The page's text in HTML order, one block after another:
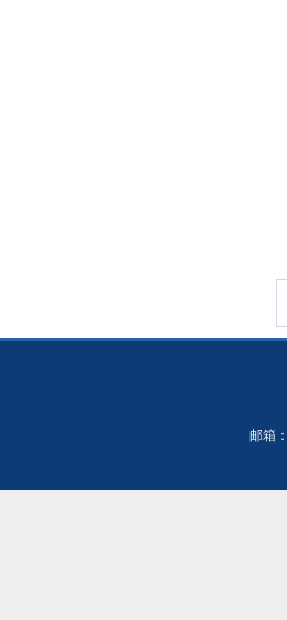
邮箱：